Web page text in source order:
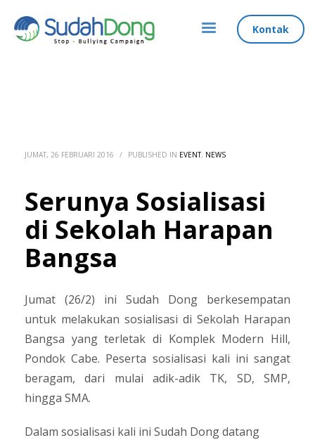
Kontak
JUMAT, 26 FEBRUARI 2016 / PUBLISHED IN EVENT, NEWS
Serunya Sosialisasi
di Sekolah Harapan
Bangsa
Jumat (26/2) ini Sudah Dong berkesempatan
untuk melakukan sosialisasi di Sekolah Harapan
Bangsa yang terletak di Komplek Modern Hill,
Pondok Cabe. Peserta sosialisasi kali ini sangat
beragam, dari mulai adik-adik TK, SD, SMP,
hingga SMA.
Dalam sosialisasi kali ini Sudah Dong datang